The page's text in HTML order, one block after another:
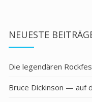
NEUESTE
Die legendären
Bruce Dickinson — auf